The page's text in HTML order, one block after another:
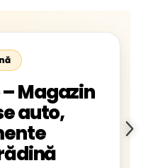
Magazin
auto,